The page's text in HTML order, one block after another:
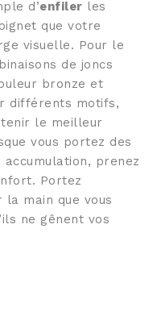
d’enfiler les
que votre
visuelle. Pour le
de joncs
bronze et
différents motifs,
le meilleur
vous portez des
prenez
Portez
main que vous
ne gênent vos